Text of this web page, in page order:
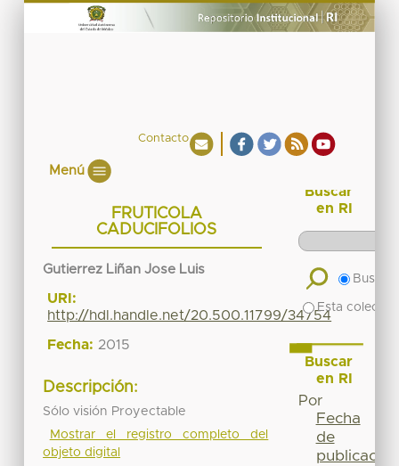
Contacto
Menú
FRUTICOLA
CADUCIFOLIOS
Gutierrez Liñan Jose Luis
URI:
http://hdl.handle.net/20.500.11799/34754
Fecha: 2015
Descripción:
Sólo visión Proyectable
Mostrar el registro completo del
objeto digital
Buscar
en RI
Buscar
Esta
Buscar
en RI
Por
Fecha
de
publicación